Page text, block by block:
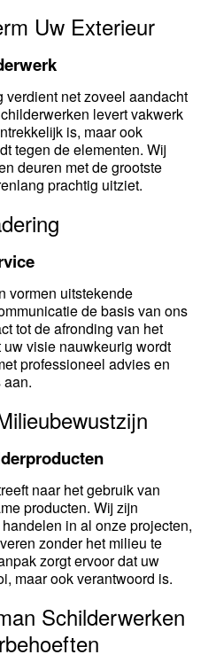
Uw Exterieur
net zoveel aandacht
levert vakwerk
is, maar ook
tegen de elementen. Wij
deuren met de grootste
prachtig uitziet.
vormen uitstekende
de basis van ons
tot de afronding van het
visie nauwkeurig wordt
professioneel advies en
naar het gebruik van
producten. Wij zijn
in al onze projecten,
zonder het milieu te
zorgt ervoor dat uw
maar ook verantwoord is.
Schilderwerken